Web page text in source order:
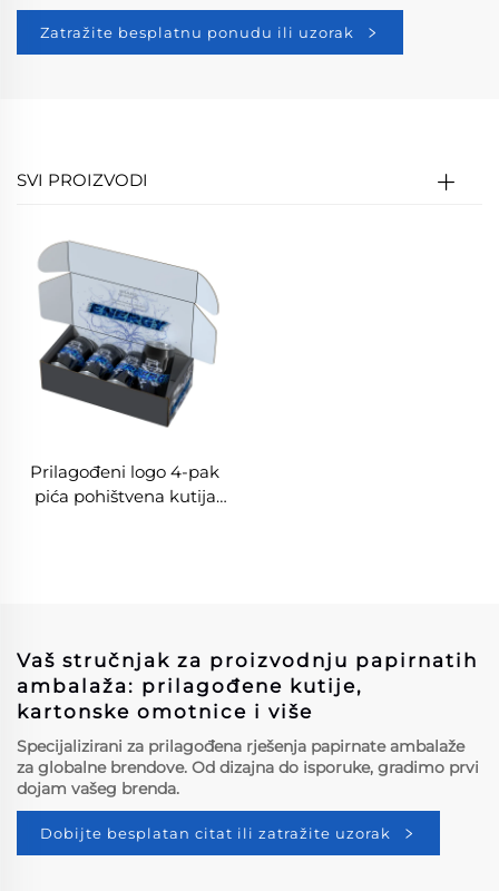
Zatražite besplatnu ponudu ili uzorak
SVI PROIZVODI
Prilagođeni logo 4-pak
pića pohištvena kutija
kutija
Vaš stručnjak za proizvodnju papirnatih
ambalaža: prilagođene kutije,
kartonske omotnice i više
Specijalizirani za prilagođena rješenja papirnate ambalaže
za globalne brendove. Od dizajna do isporuke, gradimo prvi
dojam vašeg brenda.
Dobijte besplatan citat ili zatražite uzorak